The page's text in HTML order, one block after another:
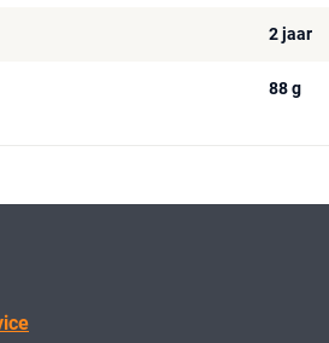
2 jaar
88 g